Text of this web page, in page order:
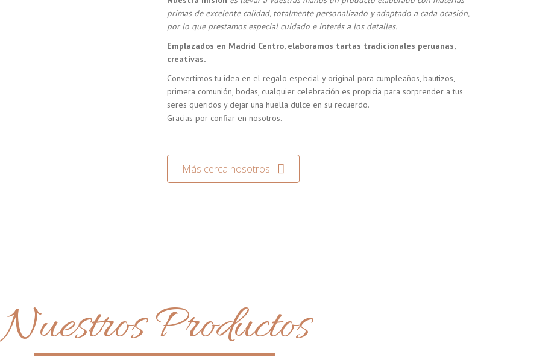
primas de excelente calidad, totalmente personalizado y adaptado a cada ocasión,
por lo que prestamos especial cuidado e interés a los detalles.
Emplazados en Madrid Centro, elaboramos tartas tradicionales peruanas,
creativas.
Convertimos tu idea en el regalo especial y original para cumpleaños, bautizos,
primera comunión, bodas, cualquier celebración es propicia para sorprender a tus
seres queridos y dejar una huella dulce en su recuerdo.
Gracias por confiar en nosotros.
Más cerca nosotros
Nuestros Productos